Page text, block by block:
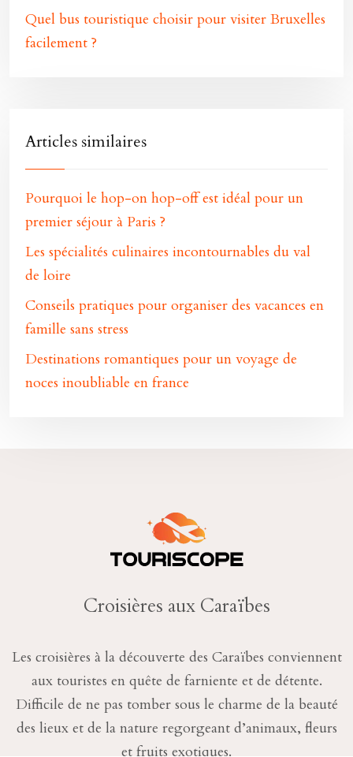
Quel bus touristique choisir pour visiter Bruxelles
facilement ?
Articles similaires
Pourquoi le hop-on hop-off est idéal pour un
premier séjour à Paris ?
Les spécialités culinaires incontournables du val
de loire
Conseils pratiques pour organiser des vacances en
famille sans stress
Destinations romantiques pour un voyage de
noces inoubliable en france
Croisières aux Caraïbes
Les croisières à la découverte des Caraïbes conviennent
aux touristes en quête de farniente et de détente.
Difficile de ne pas tomber sous le charme de la beauté
des lieux et de la nature regorgeant d’animaux, fleurs
et fruits exotiques.